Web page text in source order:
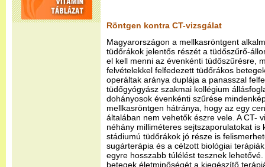
Röntgen kontra CT-vizsgálat
Magyarországon a mellkasröntgent
tüdőrákok jelentős részét a tüdőszűrő-
el kell menni az évenkénti tüdőszűrésre,
felvételekkel felfedezett tüdőrákos
operáltak aránya duplája a panasszal
tüdőgyógyász szakmai kollégium
dohányosok évenkénti szűrése
mellkasröntgen hátránya, hogy az egy
általában nem vehetők észre vele. A CT-
néhány milliméteres sejtszaporulatokat is
stádiumú tüdőrákok jó része is
sugárterápia és a célzott biológiai
egyre hosszabb túlélést tesznek
betegek életminőségét a kiegészítő